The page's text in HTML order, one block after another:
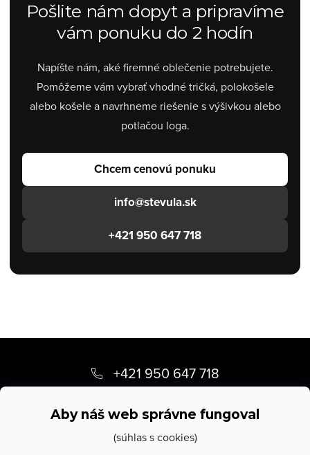
Aby náš web správne fungoval
(súhlas s cookies)
Pošlite nám dopyt a pripravíme
vám ponuku do 2 hodín
Napíšte nám, aké firemné oblečenie potrebujete.
Pomôžeme vám vybrať vhodné tričká, polokošele
alebo košele a navrhneme riešenie s výšivkou alebo
potlačou loga.
Chcem cenovú ponuku
info@stevula.sk
+421 950 647 718
p
+421 950 647 718